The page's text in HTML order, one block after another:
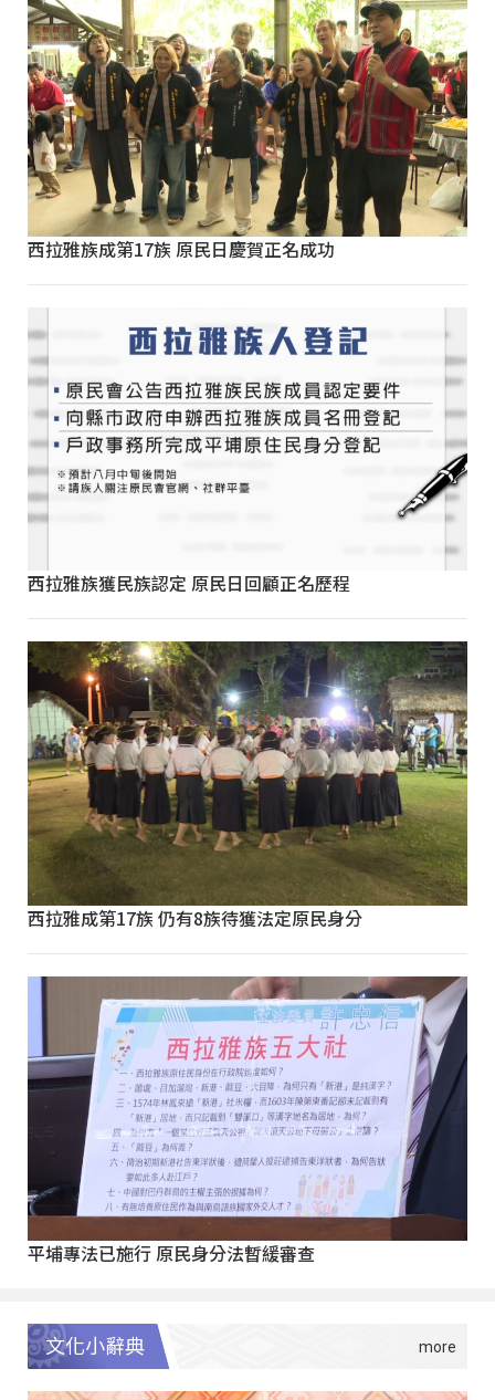
西拉雅族成第17族 原民日慶賀正名成功
西拉雅族獲民族認定 原民日回顧正名歷程
西拉雅成第17族 仍有8族待獲法定原民身分
平埔專法已施行 原民身分法暫緩審查
文化小辭典